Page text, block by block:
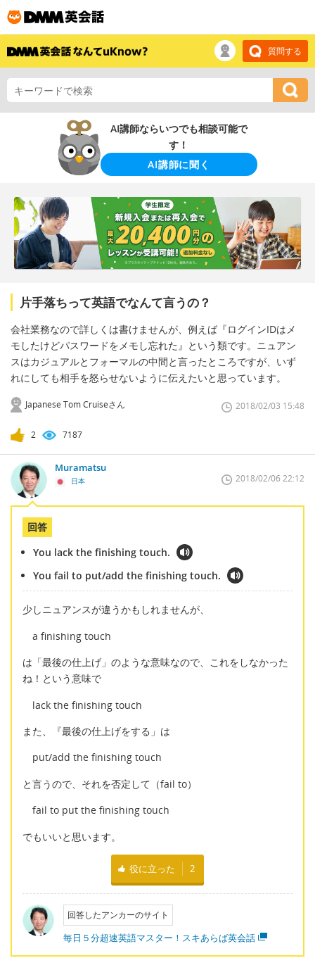
質問する
AI講師ならいつでも相談可能で
す！
AI講師に聞く
片手落ちって英語でなんて言うの？
会社業務なので詳しくは書けませんが、例えば『ログインIDはメ
モしたけどパスワードをメモし忘れた』という類です。ニュアン
スはカジュアルとフォーマルの中間と言ったところですが、いず
れにしても相手を怒らせないように伝えたいと思っています。
Japanese Tom Cruiseさん 2018/02/03 15:48
2 7187
Muramatsu
日本 2018/02/06 22:12
回答
You lack the finishing touch.
You fail to put/add the finishing touch.
少しニュアンスが違うかもしれませんが、
a finishing touch
は「最後の仕上げ」のような意味なので、これをしなかった
ね！という意味で
lack the finishing touch
また、『最後の仕上げをする」は
put/add the finishing touch
と言うので、それを否定して（fail to）
fail to put the finishing touch
でもいいと思います。
役に立った 2
回答したアンカーのサイト
毎日５分超速英語マスター！スキあらば英会話